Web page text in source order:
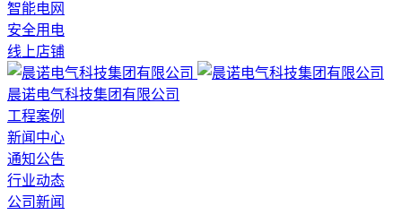
智能电网
安全用电
线上店铺
晨诺电气科技集团有限公司
工程案例
新闻中心
通知公告
行业动态
公司新闻